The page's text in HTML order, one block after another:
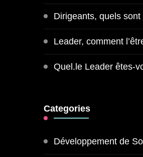
Dirigeants, quels
Leader, comment
Quel.le Leader êtes-
Categories
Développement de